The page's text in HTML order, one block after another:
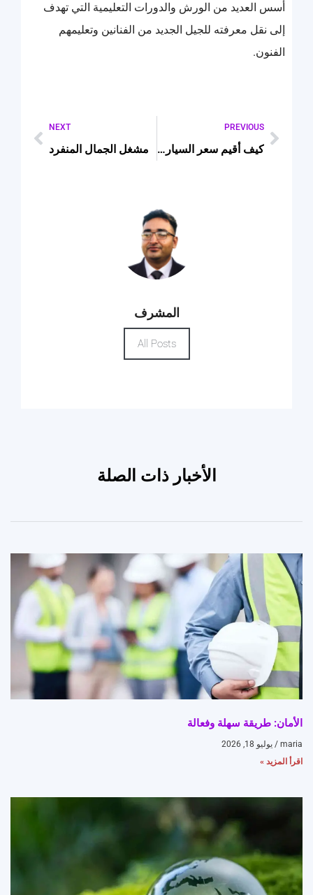
أسس العديد من الورش والدورات التعليمية التي تهدف
إلى نقل معرفته للجيل الجديد من الفنانين وتعليمهم
الفنون.
PREVIOUS
كيف أقيم سعر السيارة قبل الشراء؟
NEXT
مشغل الجمال المنفرد
المشرف
All Posts
الأخبار ذات الصلة
الأمان: طريقة سهلة وفعالة
maria
يوليو 18, 2026
اقرأ المزيد »